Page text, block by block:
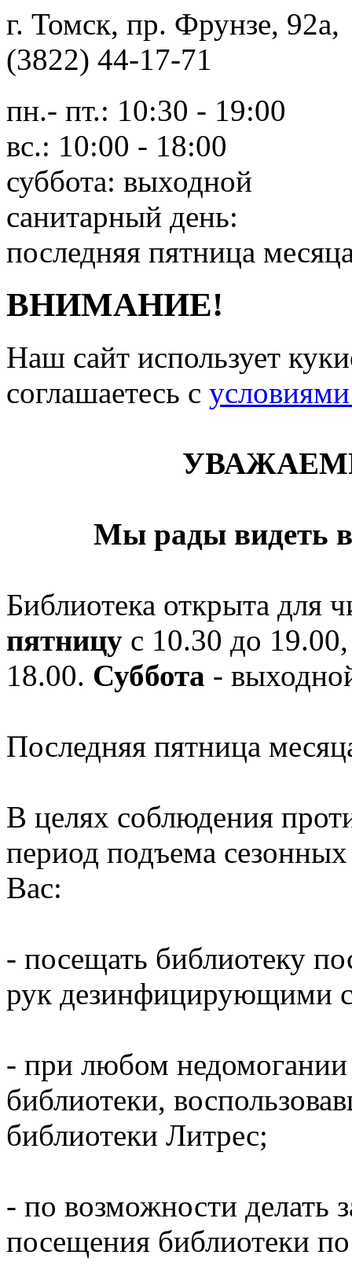
г. Томск, пр. Фрунзе,
(3822) 44-17-71
пн.- пт.: 10:30 - 19:00
вс.: 10:00 - 18:00
суббота: выходной
санитарный день:
последняя пятница
ВНИМАНИЕ!
Наш сайт использует
соглашаетесь c
Мы рады видеть
Библиотека открыта для
пятницу с 10.30 до
18.00. Суббота -
Последняя пятница
В целях соблюдения
период подъема
Вас:
- посещать библиотеку
рук дезинфицирующими
- при любом недомогании
библиотеки,
библиотеки Литрес;
- по возможности делать
посещения библиотеки